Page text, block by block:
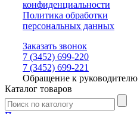
конфиденциальности
Политика обработки
персональных данных
Заказать звонок
7 (3452) 699-220
7 (3452) 699-221
Обращение к руководителю
Каталог товаров